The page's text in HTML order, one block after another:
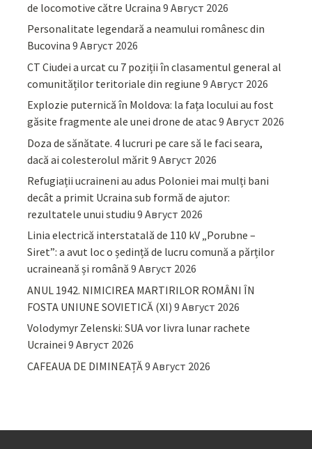
de locomotive către Ucraina 9 Август 2026
Personalitate legendară a neamului românesc din
Bucovina 9 Август 2026
CT Ciudei a urcat cu 7 poziții în clasamentul general al
comunităților teritoriale din regiune 9 Август 2026
Explozie puternică în Moldova: la fața locului au fost
găsite fragmente ale unei drone de atac9 Август 2026
Doza de sănătate. 4 lucruri pe care să le faci seara,
dacă ai colesterolul mărit 9 Август 2026
Refugiații ucraineni au adus Poloniei mai mulți bani
decât a primit Ucraina sub formă de ajutor:
rezultatele unui studiu 9 Август 2026
Linia electrică interstatală de 110 kV „Porubne –
Siret”: a avut loc o ședință de lucru comună a părților
ucraineană și română 9 Август 2026
ANUL 1942. NIMICIREA MARTIRILOR ROMÂNI ÎN
FOSTA UNIUNE SOVIETICĂ (XI) 9 Август 2026
Volodymyr Zelenski: SUA vor livra lunar rachete
Ucrainei 9 Август 2026
CAFEAUA DE DIMINEAȚĂ9 Август 2026